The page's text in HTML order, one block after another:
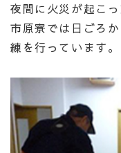
夜間に火災が起こ
市原寮では日ごろ
練を行っています。